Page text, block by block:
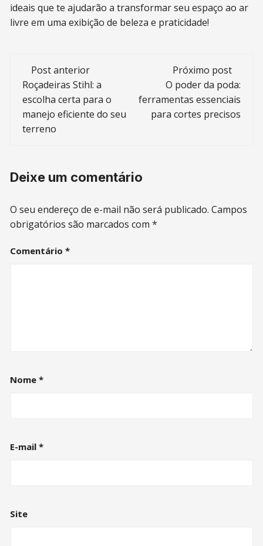
ideais que te ajudarão a transformar seu espaço ao ar
livre em uma exibição de beleza e praticidade!
Navegação
de
post
Post anterior
Roçadeiras Stihl: a
escolha certa para o
manejo eficiente do seu
terreno
Próximo post
O poder da poda:
ferramentas essenciais
para cortes precisos
Deixe um comentário
O seu endereço de e-mail não será publicado. Campos
obrigatórios são marcados com*
Comentário*
Nome*
E-mail*
Site